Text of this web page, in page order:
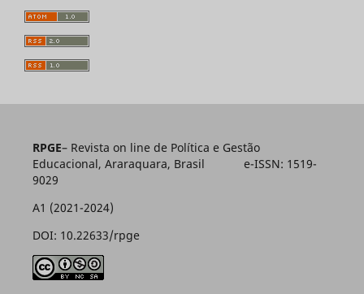
RPGE– Revista on line de Política e Gestão
Educacional, Araraquara, Brasil e-ISSN: 1519-
9029
A1 (2021-2024)
DOI: 10.22633/rpge